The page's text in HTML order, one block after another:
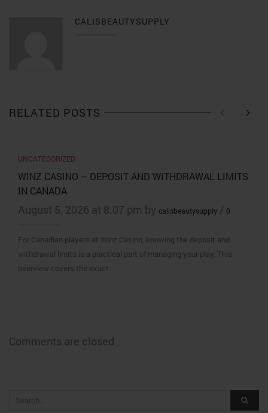
CALISBEAUTYSUPPLY
RELATED POSTS
UNCATEGORIZED
WINZ CASINO – DEPOSIT AND WITHDRAWAL LIMITS
IN CANADA
August 5, 2026 at 8:07 pm by calisbeautysupply / 0
For Canadian players at Winz Casino, knowing the deposit and
withdrawal limits is a practical part of managing your play. This
overview covers the exact…
Comments are closed